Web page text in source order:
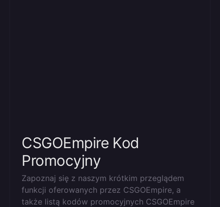
CSGOEmpire Kod
Promocyjny
Zapoznaj się z naszym krótkim przeglądem
funkcji oferowanych przez CSGOEmpire, a
także listą kodów promocyjnych CSGOEmpire